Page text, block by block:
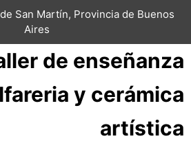
San Martín, Provincia de Buenos
Aires
de enseñanza
y cerámica
artística